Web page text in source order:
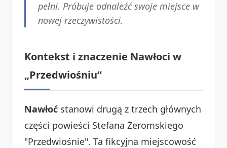
pełni. Próbuje odnaleźć swoje miejsce w
nowej rzeczywistości.
Kontekst i znaczenie Nawłoci w
„Przedwiośniu”
Nawłoć stanowi drugą z trzech głównych
części powieści Stefana Żeromskiego
"Przedwiośnie". Ta fikcyjna miejscowość